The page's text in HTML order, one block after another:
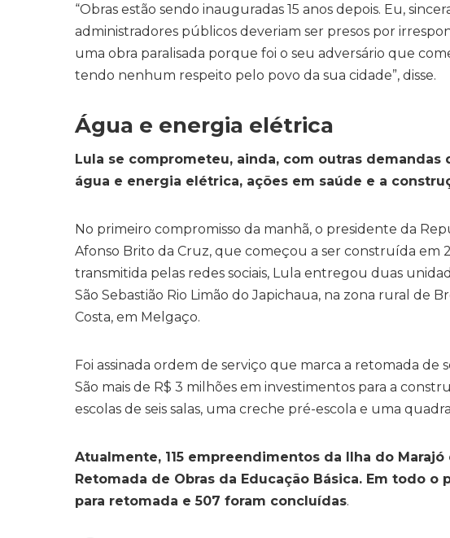
“Obras estão sendo inauguradas 15 anos depois. Eu,
administradores públicos deveriam ser presos por
uma obra paralisada porque foi o seu adversário que
tendo nenhum respeito pelo povo da sua cidade”, disse.
Água e energia elétrica
Lula se comprometeu, ainda, com outras demandas
água e energia elétrica, ações em saúde e a
No primeiro compromisso da manhã, o presidente da
Afonso Brito da Cruz, que começou a ser construída em
transmitida pelas redes sociais, Lula entregou duas
São Sebastião Rio Limão do Japichaua, na zona rural de
Costa, em Melgaço.
Foi assinada ordem de serviço que marca a retomada de
São mais de R$ 3 milhões em investimentos para a
escolas de seis salas, uma creche pré-escola e uma
Atualmente, 115 empreendimentos da Ilha do
Retomada de Obras da Educação Básica. Em todo o
para retomada e 507 foram concluídas.